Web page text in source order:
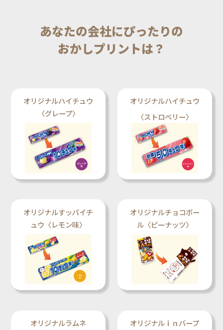
あなたの会社にぴったりの
おかしプリントは？
オリジナルハイチュウ
〈グレープ〉
オリジナルハイチュウ
〈ストロベリー〉
オリジナルすッパイチ
ュウ〈レモン味〉
オリジナルチョコボー
ル〈ピーナッツ〉
オリジナルラムネ
オリジナルｉｎバープ